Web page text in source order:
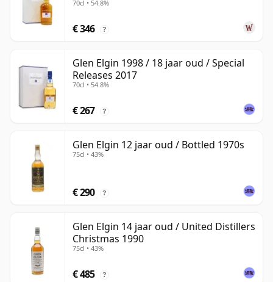
70cl • 54.8%
€ 346 ?
Glen Elgin 1998 / 18 jaar oud / Special
Releases 2017
70cl • 54.8%
€ 267 ?
Glen Elgin 12 jaar oud / Bottled 1970s
75cl • 43%
€ 290 ?
Glen Elgin 14 jaar oud / United Distillers
Christmas 1990
75cl • 43%
€ 485 ?